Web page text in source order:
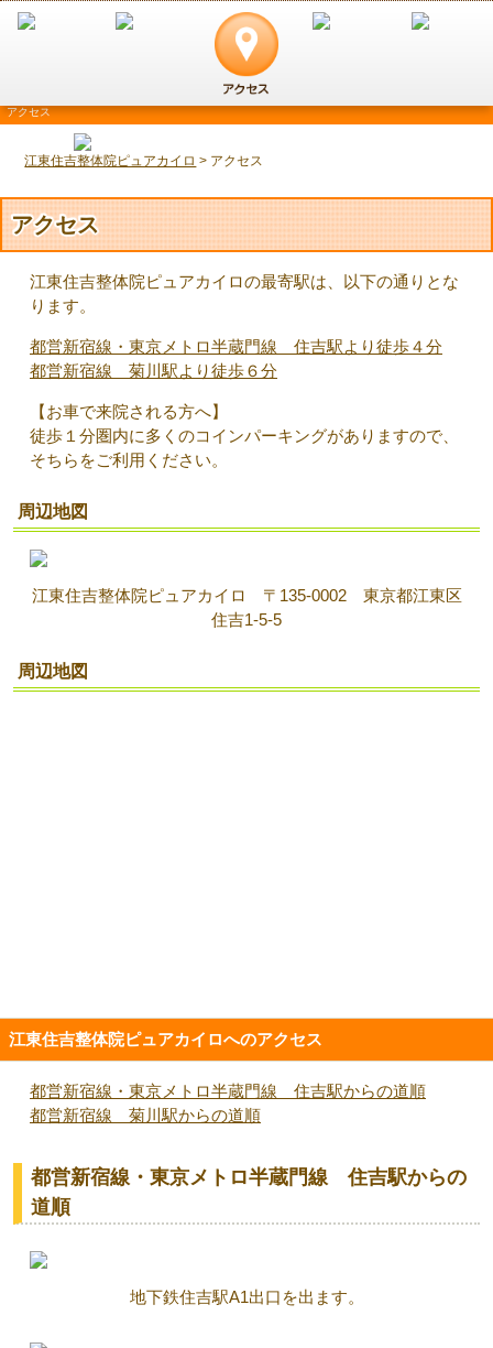
アクセス
江東住吉整体院ピュアカイロ > アクセス
アクセス
江東住吉整体院ピュアカイロの最寄駅は、以下の通りとな
ります。
都営新宿線・東京メトロ半蔵門線 住吉駅より徒歩４分
都営新宿線 菊川駅より徒歩６分
【お車で来院される方へ】
徒歩１分圏内に多くのコインパーキングがありますので、
そちらをご利用ください。
周辺地図
江東住吉整体院ピュアカイロ 〒135-0002 東京都江東区
住吉1-5-5
周辺地図
江東住吉整体院ピュアカイロへのアクセス
都営新宿線・東京メトロ半蔵門線 住吉駅からの道順
都営新宿線 菊川駅からの道順
都営新宿線・東京メトロ半蔵門線 住吉駅からの
道順
地下鉄住吉駅A1出口を出ます。